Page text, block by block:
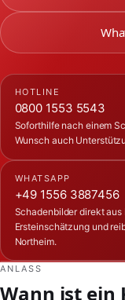
HOTLINE
0800 1553 5543
Soforthilfe nach einem
Wunsch auch
WHATSAPP
+49 1556 3887456
Schadenbilder direkt aus
Ersteinschätzung und
Northeim.
ANLASS
Wann ist ein